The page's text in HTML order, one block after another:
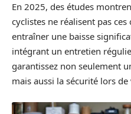
En 2025, des études
cyclistes ne réalisent pas
entraîner une baisse
intégrant un entretien
garantissez non seulement
mais aussi la sécurité lors de